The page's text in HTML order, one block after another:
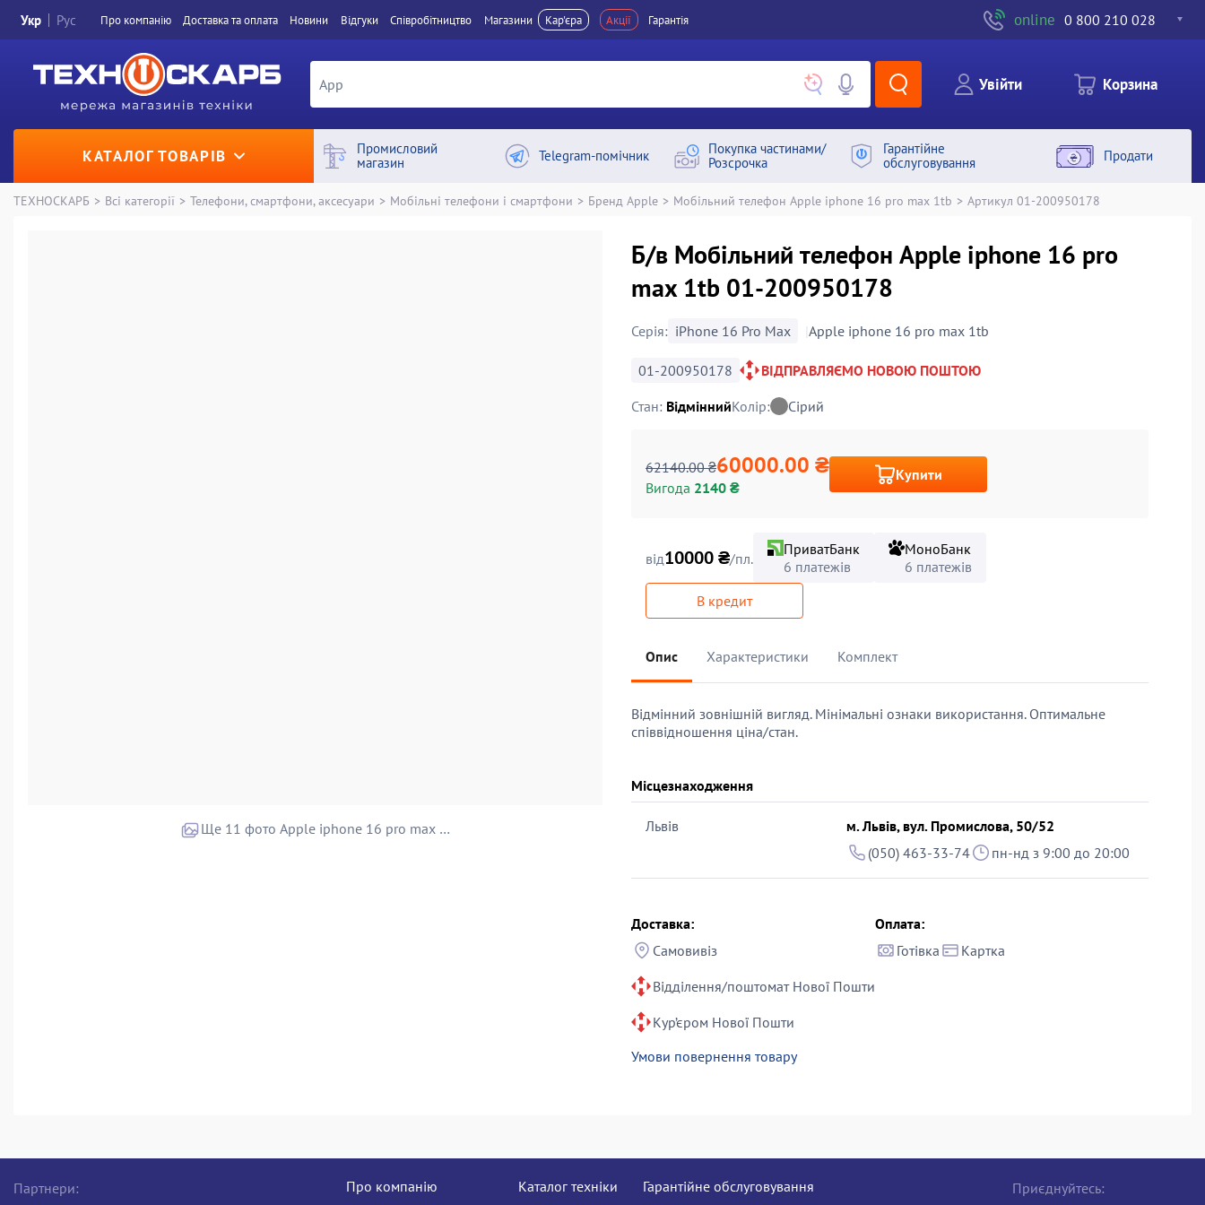
Укр Рус Про компанiю Доставка та оплата Новини Вiдгуки Співробітництво Магазини Кар'єра Акції Гарантія online 0 800 210 028
Увiйти Корзина
КАТАЛОГ ТОВАРІВ
Промисловий
магазин
Telegram-помічник
Покупка частинами/
Розсрочка
Гарантiйне
обслуговування
Продати
ТЕХНОСКАРБ > Всі категорії > Телефони, смартфони, аксесуари > Мобільні телефони і смартфони > Бренд Apple > Мобільний телефон Apple iphone 16 pro max 1tb > Артикул 01-200950178
Ще 11 фото Apple iphone 16 pro max 1tb
Б/в Мобільний телефон Apple iphone 16 pro
max 1tb 01-200950178
Серія: iPhone 16 Pro Max Apple iphone 16 pro max 1tb
01-200950178
ВІДПРАВЛЯЄМО НОВОЮ ПОШТОЮ
Стан: ВідміннийКолір: Сірий
62140.00 ₴60000.00 ₴
Вигода 2140 ₴
Купити
від10000 ₴/пл.
ПриватБанк
6 платежів
МоноБанк
6 платежів
В кредит
Опис Характеристики Комплект
Відмінний зовнішній вигляд. Мінімальні ознаки використання. Оптимальне
співвідношення ціна/стан.
Місцезнаходження
Львів
м. Львів, вул. Промислова, 50/52
(050) 463-33-74
пн-нд з 9:00 до 20:00
Доставка:
Самовивіз
Відділення/поштомат Нової Пошти
Кур’єром Нової Пошти
Оплата:
Готівка
Картка
Умови повернення товару
Партнери: Про компанію Каталог техніки Гарантійне обслуговування Приєднуйтесь: